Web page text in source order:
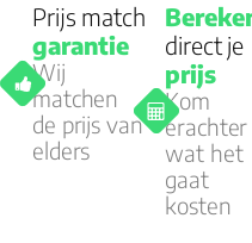
Prijs match
garantie
Wij
matchen
de prijs van
elders
direct je
prijs
Kom
erachter
wat het
gaat
kosten